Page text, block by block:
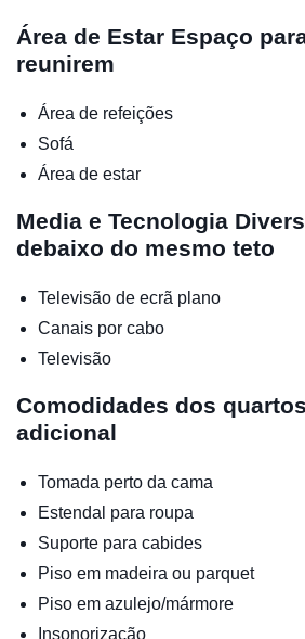
Área de Estar Espaço
reunirem
Área de refeições
Sofá
Área de estar
Media e Tecnologia
debaixo do mesmo teto
Televisão de ecrã plano
Canais por cabo
Televisão
Comodidades dos quartos
adicional
Tomada perto da cama
Estendal para roupa
Suporte para cabides
Piso em madeira ou parquet
Piso em azulejo/mármore
Insonorização